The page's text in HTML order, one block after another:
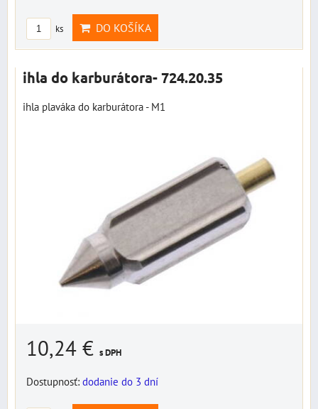
ks DO KOŠÍKA
ihla do karburátora- 724.20.35
ihla plaváka do karburátora - M1
10,24 € s DPH
Dostupnosť: dodanie do 3 dní